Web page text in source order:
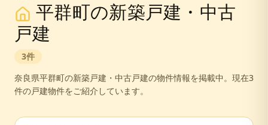
平群町の新築戸建・中古
戸建
3件
奈良県平群町の新築戸建・中古戸建の物件情報を掲載中。 現在3
件の戸建物件をご紹介しています。